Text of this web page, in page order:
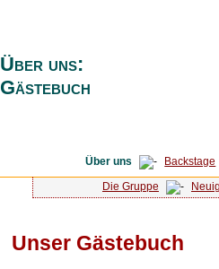
Über uns:
Gästebuch
Über uns
Backstage
Die Gruppe
Unser Gästebuch